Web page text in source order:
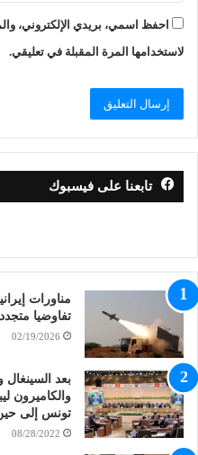
احفظ اسمي، بريدي الإلكتروني،
لاستخدامها المرة المقبلة في تعليقي.
تابعنا على فيسبوك
مناورات
تفاوضيا
02/19/2026
بعد السينغال
والكاميرون
تونس إلى
08/28/2022